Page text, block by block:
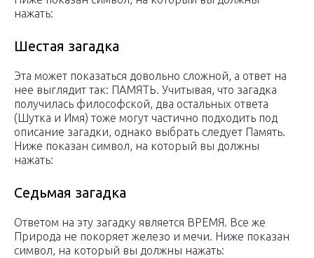
нажать:
Шестая загадка
Эта может показаться довольно сложной, а ответ на
нее выглядит так: ПАМЯТЬ. Учитывая, что загадка
получилась философской, два остальных ответа
(Шутка и Имя) тоже могут частично подходить под
описание загадки, однако выбрать следует Память.
Ниже показан символ, на который вы должны
нажать:
Седьмая загадка
Ответом на эту загадку является ВРЕМЯ. Все же
Природа не покоряет железо и мечи. Ниже показан
символ, на который вы должны нажать: